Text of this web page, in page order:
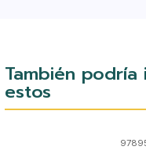
También
estos